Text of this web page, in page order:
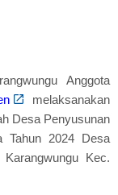
Anggota
melaksanakan
Desa Penyusunan
Tahun 2024 Desa
Kec.